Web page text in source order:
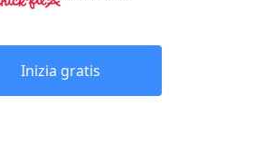
Inizia gratis